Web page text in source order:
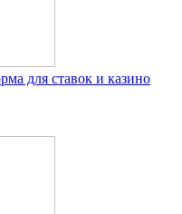
для ставок и казино